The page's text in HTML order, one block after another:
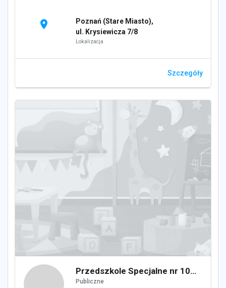
location_on
Poznań (Stare Miasto),
ul. Krysiewicza 7/8
Lokalizacja
Szczegóły
Przedszkole Specjalne nr 107 dla Dzieci Przewlekle Chorych przy Szpitalu Klinicznym im. Karola Jonschera UM w Poznaniu
Publiczne